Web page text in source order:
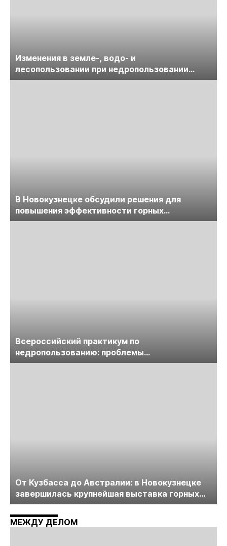
Изменения в земле-, водо- и
лесопользовании при недропользовании
обсудят на семинаре «ПравоТЭК»
В Новокузнецке обсудили решения для
повышения эффективности горных
предприятий
Всероссийский практикум по
недропользованию: проблемы
лицензирования, цифровизации, экспертизы
От Кузбасса до Австралии: в Новокузнецке
завершилась крупнейшая выставка горных
технологий «Недра России. Уголь России и
Майнинг»
МЕЖДУ ДЕЛОМ